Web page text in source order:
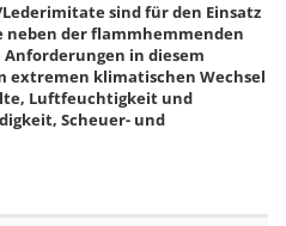
sind für den Einsatz
neben der flammhemmenden
in diesem
extremen klimatischen Wechsel
Luftfeuchtigkeit und
Scheuer- und